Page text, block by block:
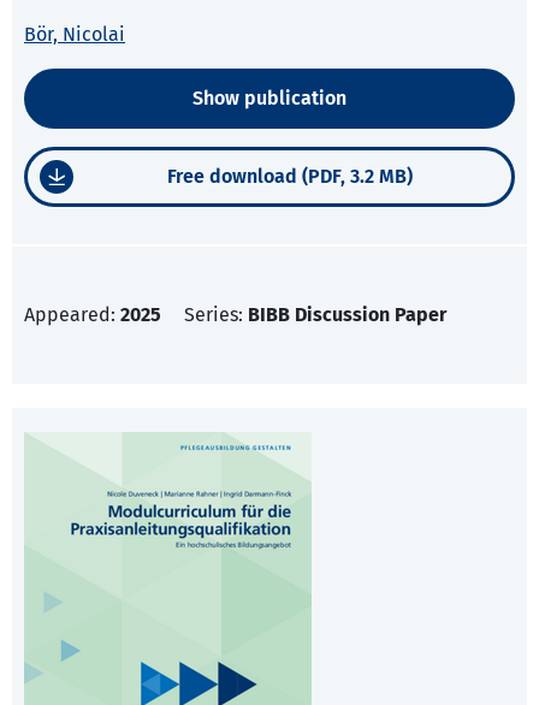
Bör, Nicolai
Show publication
Free download (PDF, 3.2 MB)
Appeared: 2025 Series: BIBB Discussion Paper